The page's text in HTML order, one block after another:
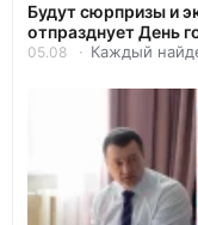
Будут сюрпризы и
отпразднует День
05.08 Каждый